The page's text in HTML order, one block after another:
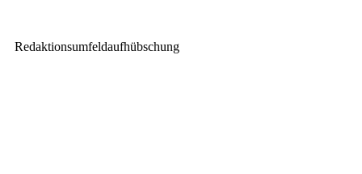
Redaktionsumfeldaufhübschung